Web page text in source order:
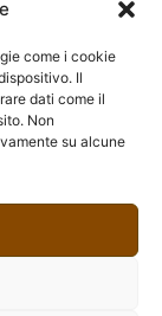
come i cookie
Il
dati come il
Non
su alcune